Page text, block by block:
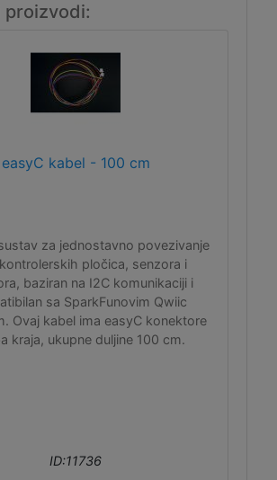
proizvodi:
easyC kabel - 100 cm
za jednostavno povezivanje
pločica, senzora i
baziran na I2C komunikaciji i
sa SparkFunovim Qwiic
Ovaj kabel ima easyC konektore
kraja, ukupne duljine 100 cm.
ID:11736